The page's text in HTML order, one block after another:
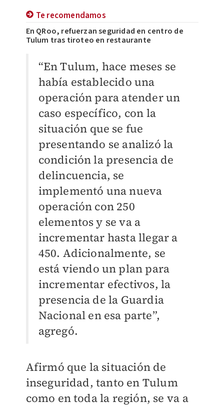
Te recomendamos
En QRoo, refuerzan seguridad en centro de
Tulum tras tiroteo en restaurante
“En Tulum, hace meses se
había establecido una
operación para atender un
caso específico, con la
situación que se fue
presentando se analizó la
condición la presencia de
delincuencia, se
implementó una nueva
operación con 250
elementos y se va a
incrementar hasta llegar a
450. Adicionalmente, se
está viendo un plan para
incrementar efectivos, la
presencia de la Guardia
Nacional en esa parte”,
agregó.
Afirmó que la situación de
inseguridad, tanto en Tulum
como en toda la región, se va a